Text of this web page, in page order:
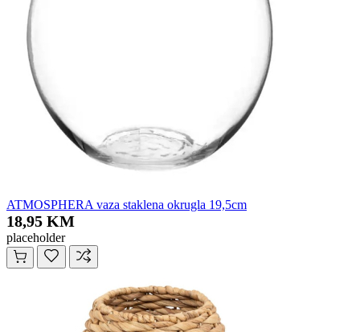
ATMOSPHERA vaza staklena okrugla 19,5cm
18,95 KM
placeholder